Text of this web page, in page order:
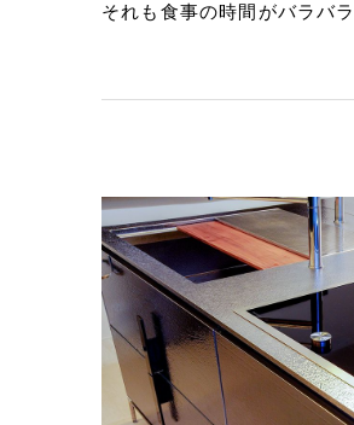
それも食事の時間がバラバ